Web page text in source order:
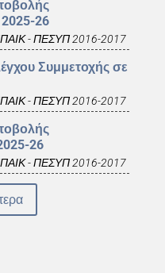
26
- ΠΕΣΥΠ 2016-2017
Συμμετοχής σε
- ΠΕΣΥΠ 2016-2017
26
- ΠΕΣΥΠ 2016-2017